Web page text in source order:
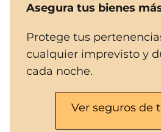
Asegura tus bienes
Protege tus
cualquier imprevisto y
cada noche.
Ver seguros de